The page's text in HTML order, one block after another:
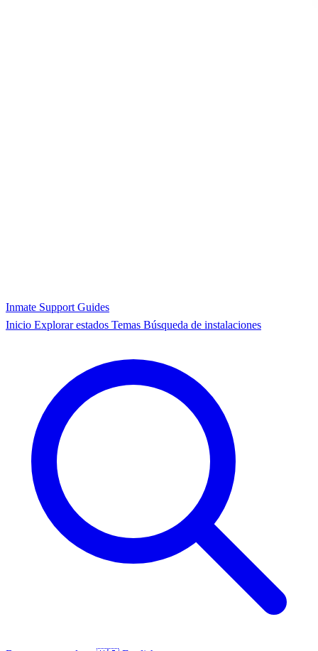
Inmate Support Guides
Inicio Explorar estados Temas Búsqueda de instalaciones